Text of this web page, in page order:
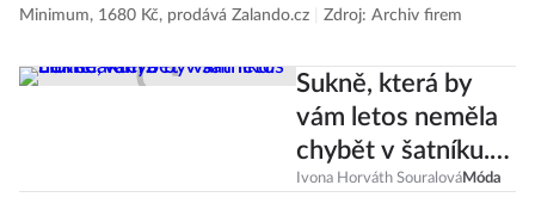
Minimum, 1680 Kč, prodává Zalando.cz Zdroj: Archiv firem
Sukně, která by
vám letos neměla
chybět v šatníku.
Líbí se vám?
Ivona Horváth SouralováMóda